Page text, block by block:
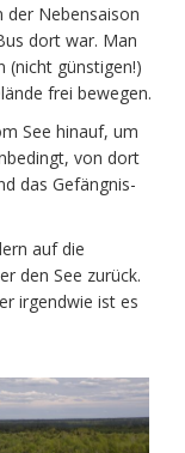
der Nebensaison
dort war. Man
(nicht günstigen!)
frei bewegen.
See hinauf, um
von dort
das Gefängnis-
auf die
den See zurück.
irgendwie ist es